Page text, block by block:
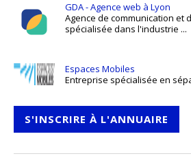
GDA - Agence web à Lyon
Agence de communication et
spécialisée dans l'industrie ...
Espaces Mobiles
Entreprise spécialisée en
S'INSCRIRE À L'ANNUAIRE